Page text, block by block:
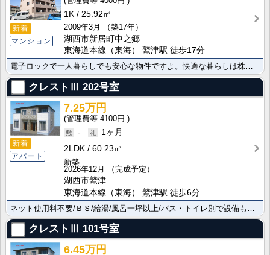
新着
マンション
1K
25.92㎡
2009年3月
（築17年）
湖西市新居町中之郷
東海道本線（東海） 鷲津駅 徒歩17分
クレストⅢ 202号室
新着
アパート
7.25万円
4100円
-
1ヶ月
2LDK
60.23㎡
新築
2026年12月
（完成予定）
湖西市鷲津
東海道本線（東海） 鷲津駅 徒歩6分
クレストⅢ 101号室
6.45万円